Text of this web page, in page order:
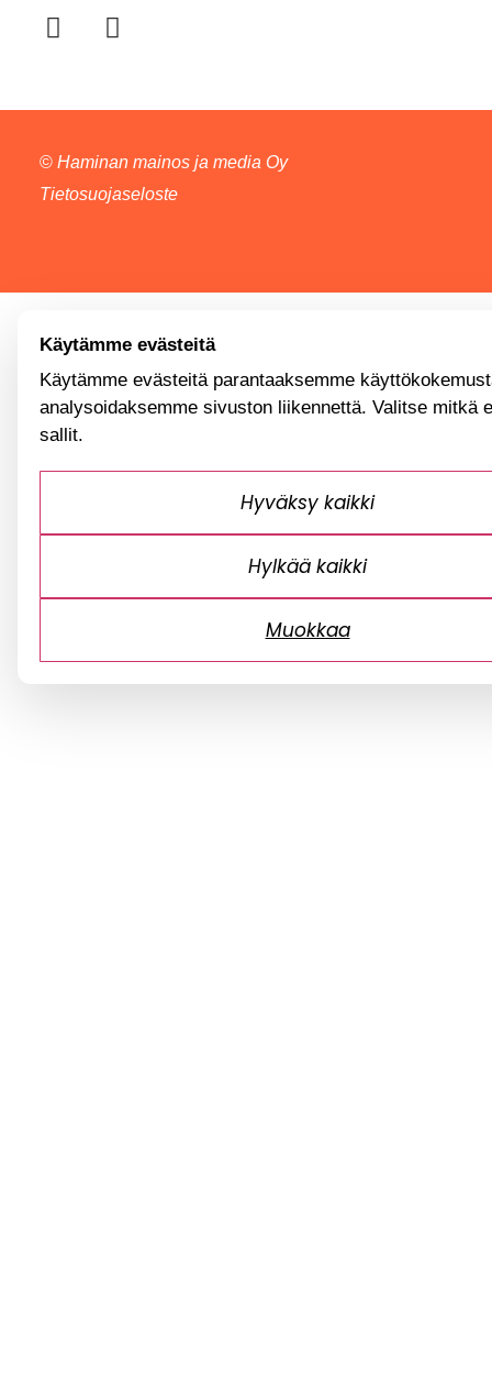
© Haminan mainos ja media Oy
Tietosuojaseloste
Käytämme evästeitä
Käytämme evästeitä parantaaksemme
analysoidaksemme sivuston liikennettä. Valitse mitkä
sallit.
Hyväksy kaikki
Hylkää kaikki
Muokkaa